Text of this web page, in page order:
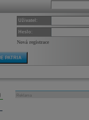
Uživatel:
Heslo:
Nová registrace
PATRIA
Reklama